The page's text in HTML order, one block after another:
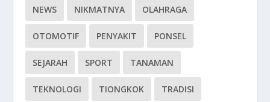
NEWS NIKMATNYA OLAHRAGA
OTOMOTIF PENYAKIT PONSEL
SEJARAH SPORT TANAMAN
TEKNOLOGI TIONGKOK TRADISI